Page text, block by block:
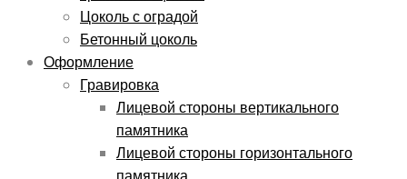
Цоколь с оградой
Бетонный цоколь
Оформление
Гравировка
Лицевой стороны вертикального
памятника
Лицевой стороны горизонтального